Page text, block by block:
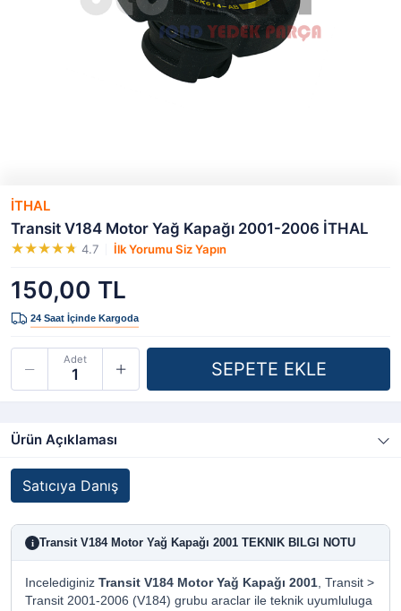
İTHAL
Transit V184 Motor Yağ Kapağı 2001-2006 İTHAL
4.7 İlk Yorumu Siz Yapın
150,00 TL
Adet
Ürün Açıklaması
Satıcıya Danış
i Transit V184 Motor Yağ Kapağı 2001 TEKNIK BILGI NOTU
Incelediginiz Transit V184 Motor Yağ Kapağı 2001, Transit >
Transit 2001-2006 (V184) grubu araclar ile teknik uyumluluga